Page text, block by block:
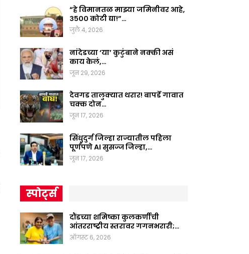
“हे विमानतळ माझ्या जमिनीवर आहे,
३५०० कोटी द्या!”…
जुलै 4, 2026
नांदेडच्या ‘या’ कुटुंबाने नक्की असं
काय केलं,…
जून 29, 2026
देवगड तालुक्यात थरार! बापर्डे गावात
चक्क दोन…
जून 17, 2026
सिंधुदुर्ग जिल्हा राज्यातील पहिला
पूर्णपणे AI सुसज्ज जिल्हा,…
जून 17, 2026
स्पोर्ट्स
दौंडच्या शमिष्का कुलकर्णीची
आंतरराष्ट्रीय स्तरावर गगनभरारी;…
ऑगस्ट 6, 2026